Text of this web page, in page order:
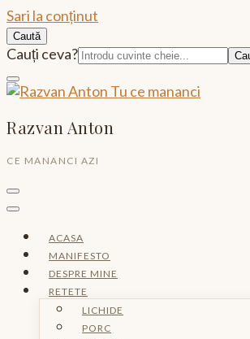
Sari la conținut
Caută
Caută:
Cauți ceva?
Razvan Anton
CE MANANCI AZI
ACASA
MANIFESTO
DESPRE MINE
RETETE
LICHIDE
PORC